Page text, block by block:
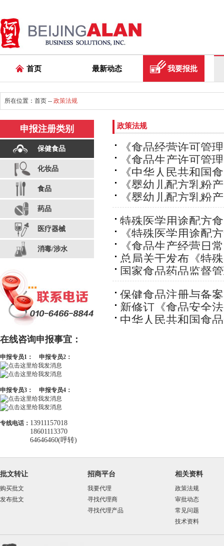
首页 最新动态 我要报批
所在位置： 首页 -- 政策法规
申报注册类别
保健食品
化妆品
食品
药品
医疗器械
消毒/涉水
在线咨询申报事宜：
申报专员1： 申报专员2：
申报专员3： 申报专员4：
专线电话： 13911157018
18601113370
64646460(呼转)
政策法规
《食品经营许可管
《食品生产许可管
《中华人民共和国
《婴幼儿配方乳粉
总局令第26号）
《婴幼儿配方乳粉
特殊医学用途配方
令第24号）
《特殊医学用途配
《食品生产经营日
局令第23号）
总局关于发布《特
的公告（2016年第
国家食品药品监督
保健食品注册与备
新修订《食品安全
中华人民共和国食
批文转让
购买批文
发布批文
招商平台
我要代理
寻找代理商
寻找代理产品
相关资料
政策法规
审批动态
常见问题
技术资料